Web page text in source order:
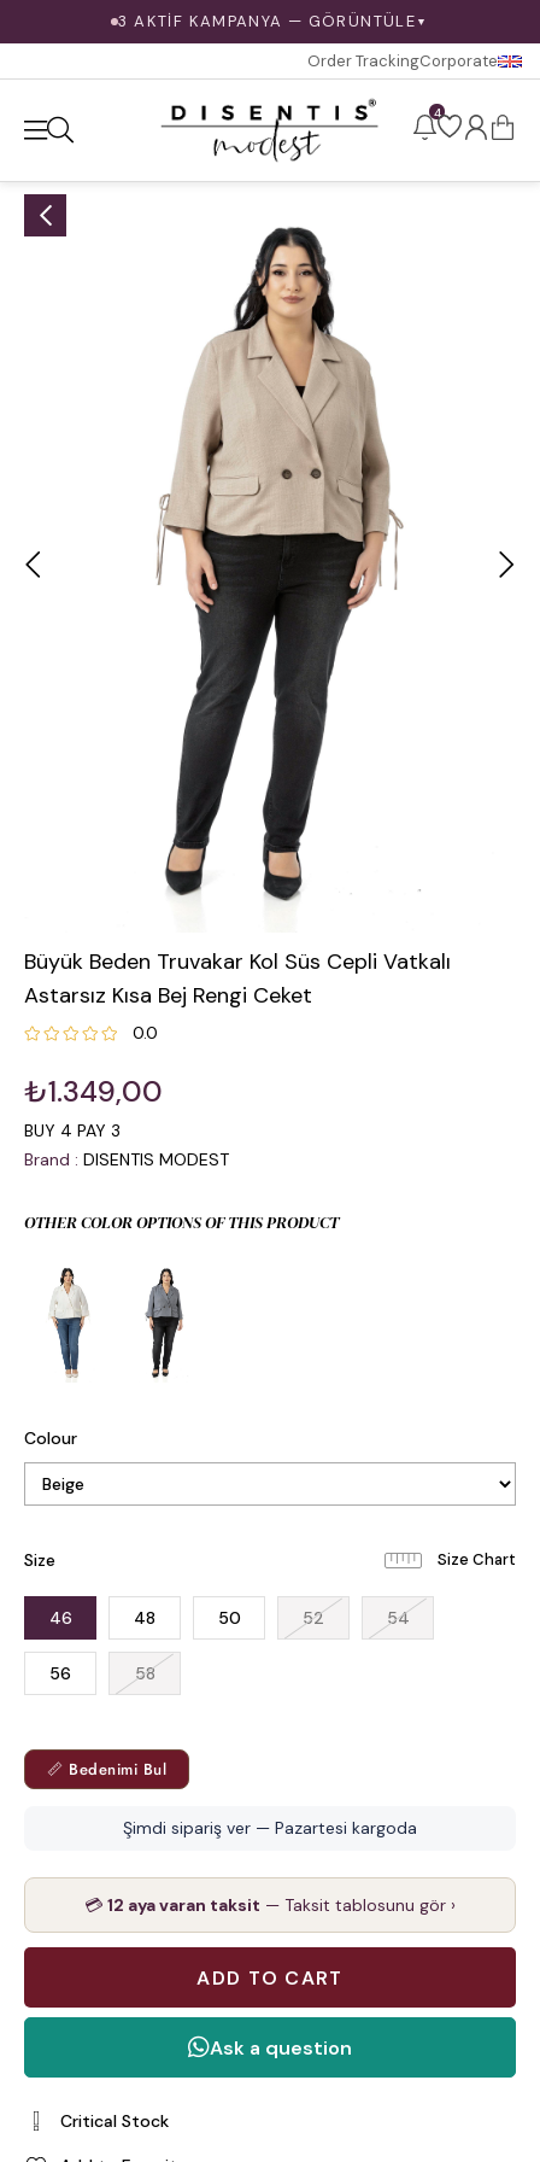
3 AKTİF KAMPANYA — GÖRÜNTÜLE ▼
Order TrackingCorporate
4
Büyük Beden Truvakar Kol Süs Cepli Vatkalı
Astarsız Kısa Bej Rengi Ceket
0.0
₺1.349,00
BUY 4 PAY 3
Brand : DISENTIS MODEST
OTHER COLOR OPTIONS OF THIS PRODUCT
Colour
Size
46 48 50 52 54
56 58
📏 Bedenimi Bul
Şimdi sipariş ver — Pazartesi kargoda
💳 12 aya varan taksit — Taksit tablosunu gör ›
Critical Stock